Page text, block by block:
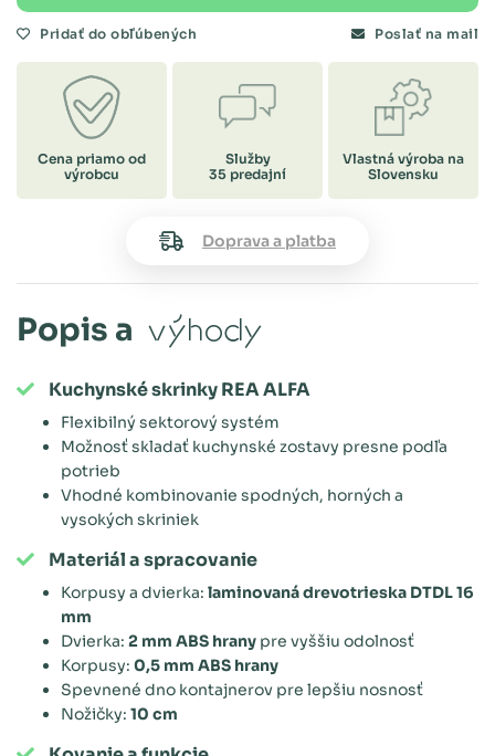
Pridať do obľúbených Poslať na mail
Cena priamo od
výrobcu
Služby
35 predajní
Vlastná výroba na
Slovensku
Doprava a platba
Popis a výhody
Kuchynské skrinky REA ALFA
Flexibilný sektorový systém
Možnosť skladať kuchynské zostavy presne podľa
potrieb
Vhodné kombinovanie spodných, horných a
vysokých skriniek
Materiál a spracovanie
Korpusy a dvierka: laminovaná drevotrieska DTDL 16
mm
Dvierka: 2 mm ABS hrany pre vyššiu odolnosť
Korpusy: 0,5 mm ABS hrany
Spevnené dno kontajnerov pre lepšiu nosnosť
Nožičky: 10 cm